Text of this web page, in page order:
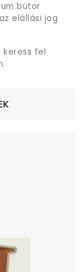
bútor
elállási jog
keress fel